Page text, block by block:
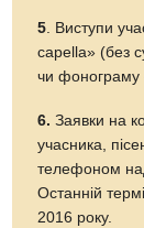
5. Виступи
capella» (без
чи фонограму
6. Заявки на
учасника,
телефоном
Останній
2016 року.